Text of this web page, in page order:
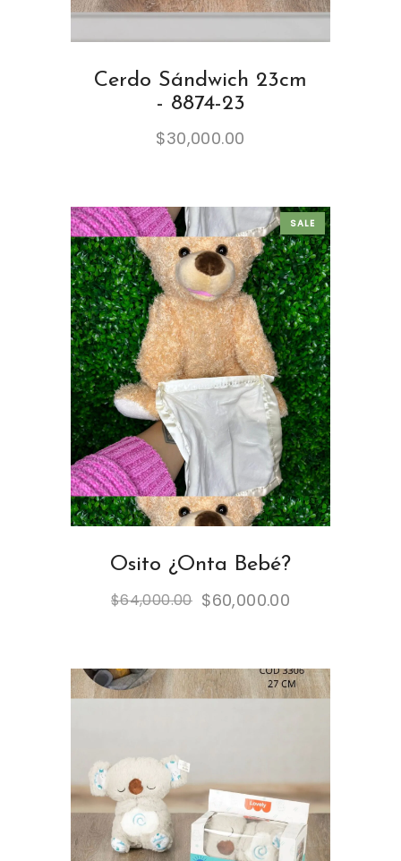
Cerdo Sándwich 23cm
- 8874-23
$30,000.00
SALE
Osito ¿Onta Bebé?
$64,000.00 $60,000.00